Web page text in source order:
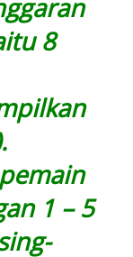
8
1 – 5